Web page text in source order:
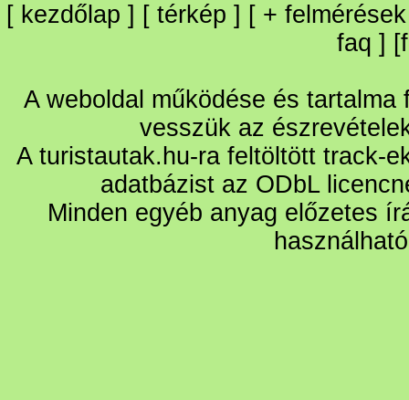
[ kezdőlap ] [ térkép ] [ + felmérések
faq ] [
A weboldal működése és
vesszük az
A turistautak.hu-ra feltöltött track-
adatbázist az ODbL
Minden egyéb anyag előzetes